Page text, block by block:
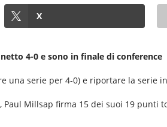
X
4-0 e sono in finale di conference
una serie per 4-0) e riportare la
Paul Millsap firma 15 dei suoi 19